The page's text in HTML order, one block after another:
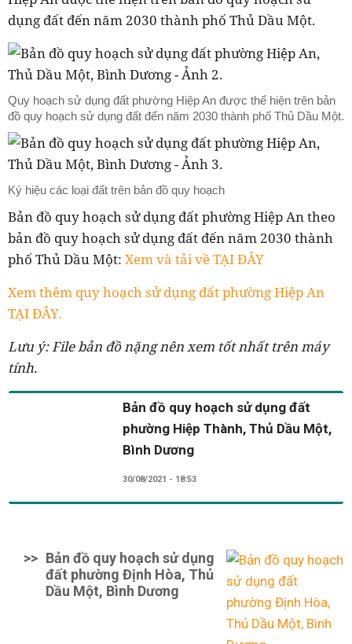
dụng đất đến năm 2030 thành phố Thủ Dầu Một.
Quy hoạch sử dụng đất phường Hiệp An được thể hiện trên bản
đồ quy hoạch sử dụng đất đến năm 2030 thành phố Thủ Dầu Một.
Ký hiệu các loại đất trên bản đồ quy hoạch
Bản đồ quy hoạch sử dụng đất phường Hiệp An theo
bản đồ quy hoạch sử dụng đất đến năm 2030 thành
phố Thủ Dầu Một: Xem và tải về TẠI ĐÂY
Xem thêm quy hoạch sử dụng đất phường Hiệp An
TẠI ĐÂY.
Lưu ý: File bản đồ nặng nên xem tốt nhất trên máy
tính.
Bản đồ quy hoạch sử dụng đất
phường Hiệp Thành, Thủ Dầu Một,
Bình Dương
30/08/2021 - 18:53
>> Bản đồ quy hoạch sử dụng
đất phường Định Hòa, Thủ
Dầu Một, Bình Dương